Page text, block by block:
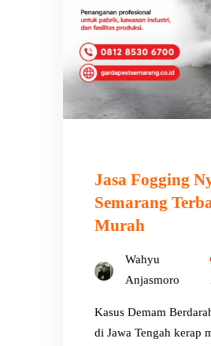
Jasa Fogging
Semarang
Murah
Wahyu
Anjasmoro
Kasus Demam
di Jawa Tengah kerap